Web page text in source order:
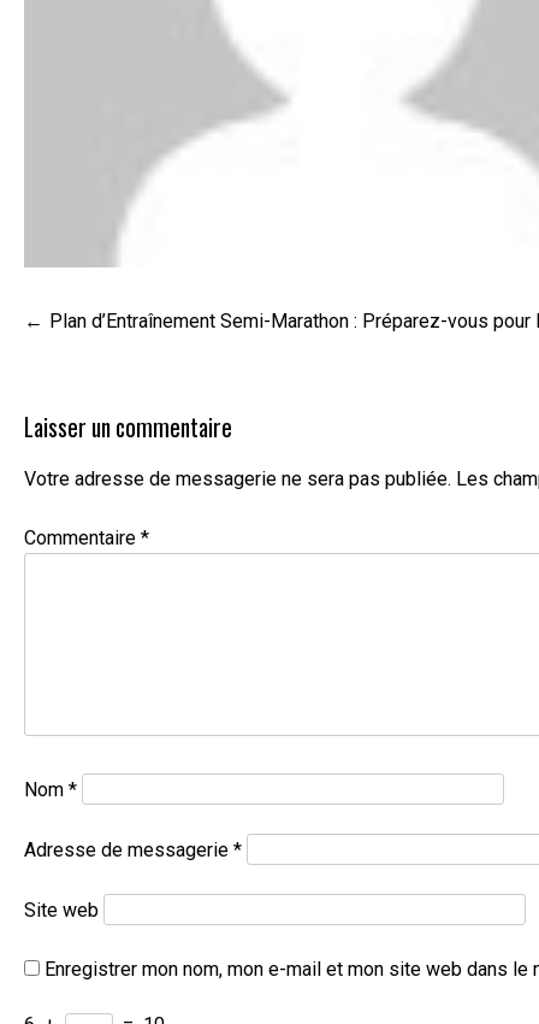
Navigation
Plan d’Entraînement Semi-Marathon : Préparez-vous
Laisser un commentaire
Votre adresse de messagerie ne sera pas publiée. Les
Commentaire *
Nom *
Adresse de messagerie *
Site web
Enregistrer mon nom, mon e-mail et mon site web dans le